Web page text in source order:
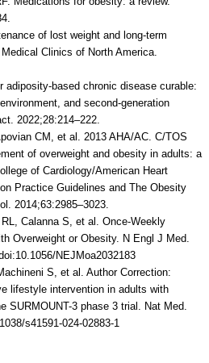
of lost weight and long-term
Clinics of North America.
adiposity-based chronic disease curable:
and second-generation
2022;28:214–222.
CM, et al. 2013 AHA/AC. C/TOS
of overweight and obesity in adults: a
of Cardiology/American Heart
Practice Guidelines and The Obesity
2014;63:2985–3023.
Calanna S, et al. Once-Weekly
Overweight or Obesity. N Engl J Med.
NEJMoa2032183
S, et al. Author Correction:
lifestyle intervention in adults with
SURMOUNT-3 phase 3 trial. Nat Med.
s41591-024-02883-1